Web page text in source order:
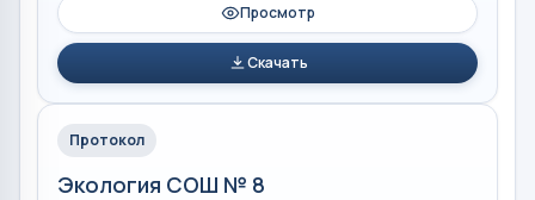
Просмотр
Скачать
Протокол
Экология СОШ № 8